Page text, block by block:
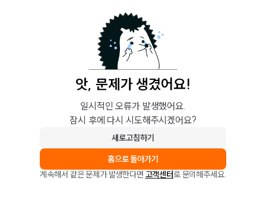
앗, 문제가 생겼어요!
일시적인 오류가 발생했어요.
잠시 후에 다시 시도해주시겠어요?
새로고침하기
홈으로 돌아가기
계속해서 같은 문제가 발생한다면 고객센터로 문의해주세요.